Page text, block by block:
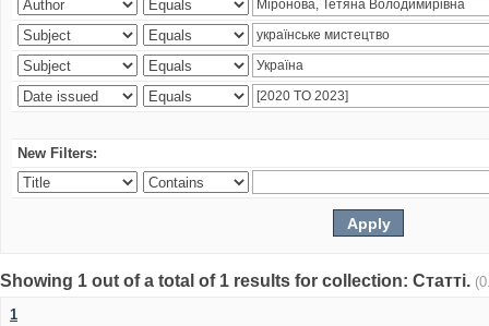
New Filters:
Showing 1 out of a total of 1 results for collection: Статті.
1